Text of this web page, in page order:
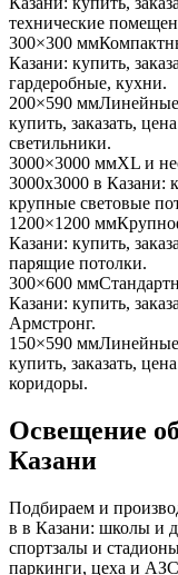
технические
300×300 мм
Казани: купить,
гардеробные, кухни.
200×590 мм
купить, заказать,
светильники.
3000×3000 ммXL и
3000x3000 в Казани:
крупные световые
1200×1200 мм
Казани: купить,
парящие потолки.
300×600 мм
Казани: купить,
Армстронг.
150×590 мм
купить, заказать,
коридоры.
Освещение
Казани
Подбираем и
в в Казани: школы и
спортзалы и
паркинги, цеха и